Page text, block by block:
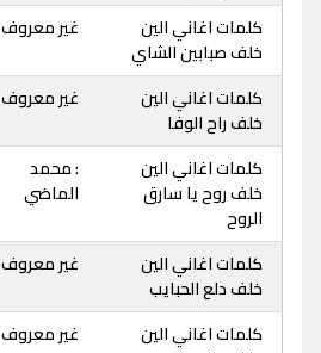
كلمات اغاني الين
خلف صبابين الشاي
غير معروف
كلمات اغاني الين
خلف راح الوفا
غير معروف
كلمات اغاني الين
خلف روح يا سارق
الروح
: محمد
الماضي
كلمات اغاني الين
خلف دلع الحبايب
غير معروف
كلمات اغاني الين
غير معروف